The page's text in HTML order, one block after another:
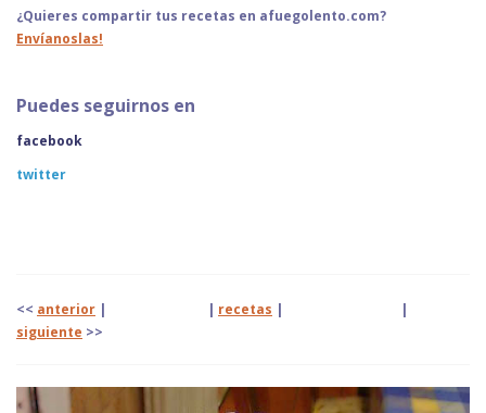
¿Quieres compartir tus recetas en afuegolento.com?
Envíanoslas!
Puedes seguirnos en
facebook
twitter
<< anterior | | recetas |
|
siguiente >>